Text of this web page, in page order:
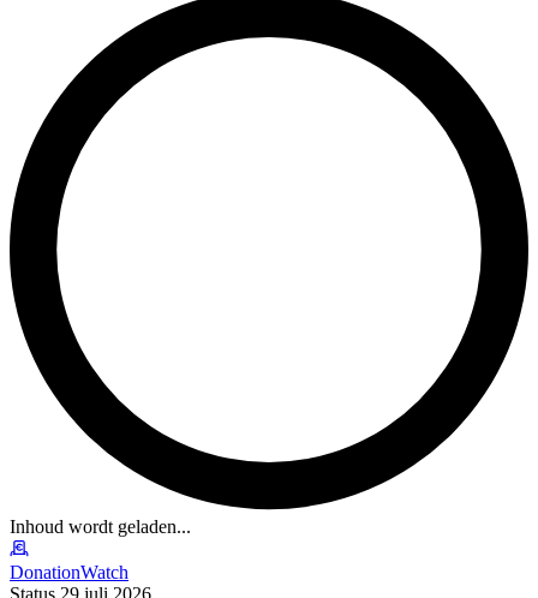
Inhoud wordt geladen...
DonationWatch
Status 29 juli 2026